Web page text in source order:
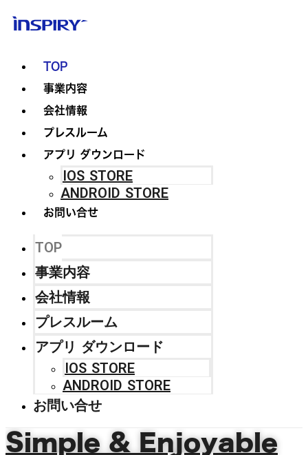
TOP
事業内容
会社情報
プレスルーム
アプリ ダウンロード
IOS STORE
ANDROID STORE
お問い合せ
TOP
事業内容
会社情報
プレスルーム
アプリ ダウンロード
IOS STORE
ANDROID STORE
お問い合せ
Simple & Enjoyable